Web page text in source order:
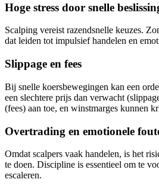
Hoge stress door snelle
Scalping vereist razendsnelle keuzes.
dat leiden tot impulsief handelen en
Slippage en fees
Bij snelle koersbewegingen kan een
een slechtere prijs dan verwacht
(fees) aan toe, en winstmarges kunnen
Overtrading en emotionele
Omdat scalpers vaak handelen, is het
te doen. Discipline is essentieel om te
escaleren.